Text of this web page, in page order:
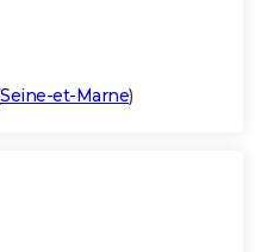
Seine-et-Marne)